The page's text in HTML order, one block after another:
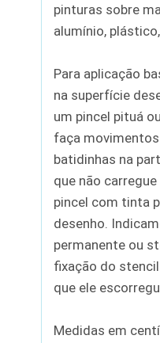
pinturas sobre
alumínio,
Para aplicação
na superfície
um pincel pituá
faça
batidinhas na
que não
pincel com tinta
desenho.
permanente ou
fixação do
que ele
Medidas em